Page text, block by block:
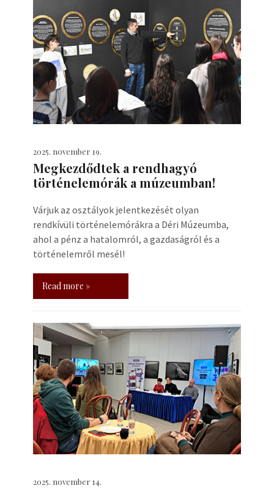
2025. november 19.
Megkezdődtek a rendhagyó
történelemórák a múzeumban!
Várjuk az osztályok jelentkezését olyan
rendkívüli történelemórákra a Déri Múzeumba,
ahol a pénz a hatalomról, a gazdaságról és a
történelemről mesél!
Read more »
2025. november 14.